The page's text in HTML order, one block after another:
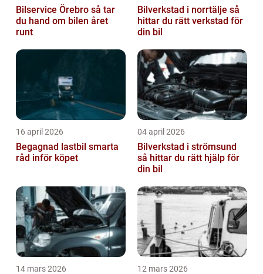
Bilservice Örebro så tar
du hand om bilen året
runt
Bilverkstad i norrtälje så
hittar du rätt verkstad för
din bil
16 april 2026
Begagnad lastbil smarta
råd inför köpet
04 april 2026
Bilverkstad i strömsund
så hittar du rätt hjälp för
din bil
14 mars 2026 12 mars 2026